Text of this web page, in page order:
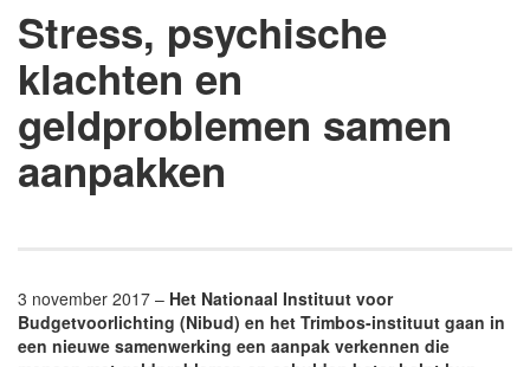
Stress, psychische
klachten en
geldproblemen samen
aanpakken
3 november 2017 – Het Nationaal Instituut voor
Budgetvoorlichting (Nibud) en het Trimbos-instituut gaan in
een nieuwe samenwerking een aanpak verkennen die